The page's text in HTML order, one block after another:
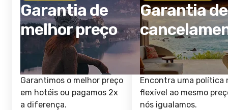
Garantia de
melhor preço
Garantimos o melhor preço
em hotéis ou pagamos 2x
a diferença.
Garantia de
Encontra uma política
flexível ao mesmo
nós igualamos.